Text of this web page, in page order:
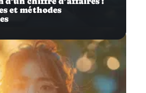
et méthodes